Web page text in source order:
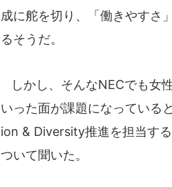
成に舵を切り、「働きやすさ
るそうだ。
しかし、そんなNECでも女
いった面が課題になっている
ion & Diversity推進を担当す
ついて聞いた。